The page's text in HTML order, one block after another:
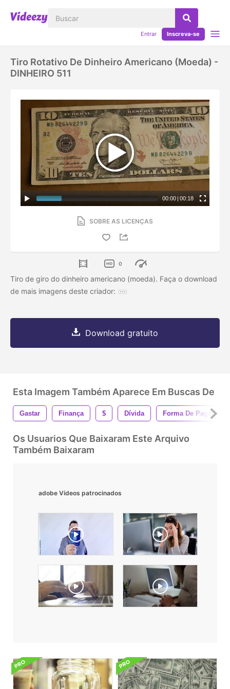
Entrar Inscreva-se
Tiro Rotativo De Dinheiro Americano (moeda) -
DINHEIRO 511
00:00 | 00:18
SOBRE AS LICENÇAS
0
Tiro de giro do dinheiro americano (moeda). Faça o download
de mais imagens deste criador:
Download gratuito
Esta Imagem Também Aparece Em Buscas De
Gastar Finança $ Dívida Forma De
Os Usuarios Que Baixaram Este Arquivo
Também Baixaram
adobe Vídeos patrocinados